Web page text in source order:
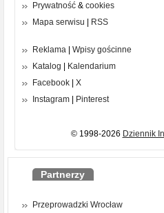
Prywatność & cookies
Mapa serwisu
RSS
Reklama
Wpisy gościnne
Katalog
Kalendarium
Facebook
X
Instagram
Pinterest
© 1998-2026 Dziennik
Partnerzy
Przeprowadzki Wrocław